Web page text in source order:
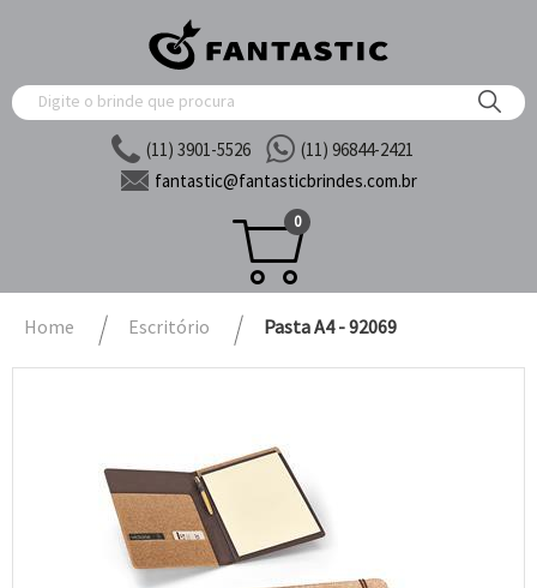
(11) 3901-5526
(11) 96844-2421
fantastic@fantasticbrindes.com.br
0
Home Escritório Pasta A4 - 92069